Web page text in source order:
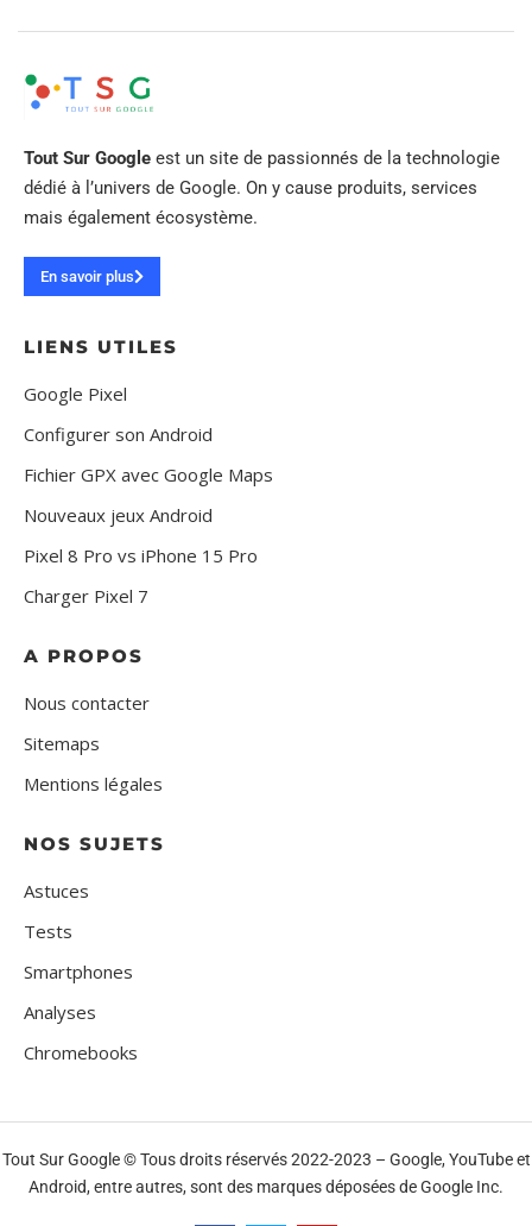
Tout Sur Google est un site de passionnés de la technologie
dédié à l’univers de Google. On y cause produits, services
mais également écosystème.
En savoir plus
LIENS UTILES
Google Pixel
Configurer son Android
Fichier GPX avec Google Maps
Nouveaux jeux Android
Pixel 8 Pro vs iPhone 15 Pro
Charger Pixel 7
A PROPOS
Nous contacter
Sitemaps
Mentions légales
NOS SUJETS
Astuces
Tests
Smartphones
Analyses
Chromebooks
Tout Sur Google © Tous droits réservés 2022-2023 – Google, YouTube et
Android, entre autres, sont des marques déposées de Google Inc.